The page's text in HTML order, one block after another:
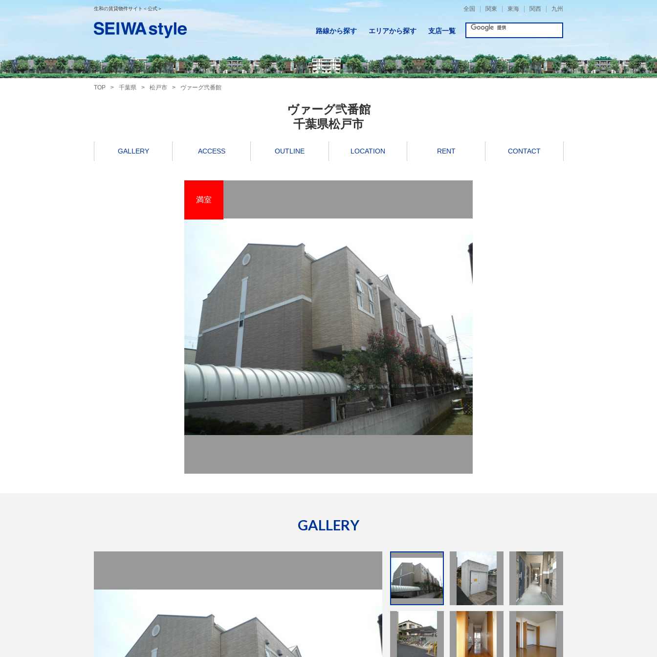
生和の賃貸物件サイト＜公式＞ 全国 関東 東海 関西 九州
路線から探す エリアから探す 支店一覧
TOP > 千葉県 > 松戸市 > ヴァーグ弐番館
ヴァーグ弐番館
千葉県松戸市
GALLERY ACCESS OUTLINE LOCATION RENT CONTACT
満室
GALLERY